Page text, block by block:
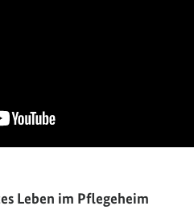
Leben im Pflegeheim